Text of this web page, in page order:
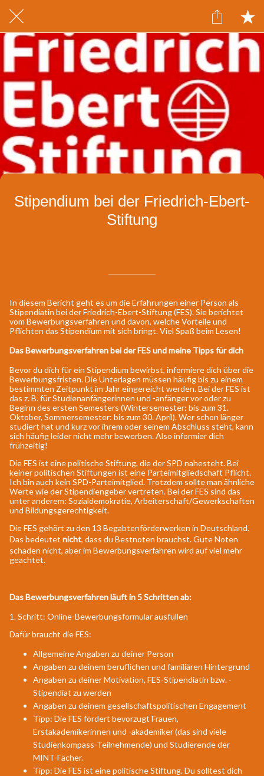
Stipendium bei der Friedrich-Ebert-
Stiftung
In diesem Bericht geht es um die Erfahrungen einer Person als
Stipendiatin bei der Friedrich-Ebert-Stiftung (FES). Sie berichtet
vom Bewerbungsverfahren und davon, welche Vorteile und
Pflichten das Stipendium mit sich bringt. Viel Spaß beim Lesen!
Das Bewerbungsverfahren bei der FES und meine Tipps für dich
Bevor du dich für ein Stipendium bewirbst, informiere dich über die
Bewerbungsfristen. Die Unterlagen müssen häufig bis zu einem
bestimmten Zeitpunkt im Jahr eingereicht werden. Bei der FES ist
das z. B. für Studienanfängerinnen und -anfänger vor oder zu
Beginn des ersten Semesters (Wintersemester: bis zum 31.
Oktober, Sommersemester: bis zum 30. April). Wer schon länger
studiert hat und kurz vor ihrem oder seinem Abschluss steht, kann
sich häufig leider nicht mehr bewerben. Also informier dich
frühzeitig!
Die FES ist eine politische Stiftung, die der SPD nahesteht. Bei
keiner politischen Stiftungen ist eine Parteimitgliedschaft Pflicht.
Ich bin auch kein SPD-Parteimitglied. Trotzdem sollte man ähnliche
Werte wie der Stipendiengeber vertreten. Bei der FES sind das
unter anderem: Sozialdemokratie, Arbeiterschaft/Gewerkschaften
und Bildungsgerechtigkeit.
Die FES gehört zu den 13 Begabtenförderwerken in Deutschland.
Das bedeutet nicht, dass du Bestnoten brauchst. Gute Noten
schaden nicht, aber im Bewerbungsverfahren wird auf viel mehr
geachtet.
Das Bewerbungsverfahren läuft in 5 Schritten ab:
1. Schritt: Online-Bewerbungsformular ausfüllen
Dafür braucht die FES:
Allgemeine Angaben zu deiner Person
Angaben zu deinem beruflichen und familiären Hintergrund
Angaben zu deiner Motivation, FES-Stipendiatin bzw. -
Stipendiat zu werden
Angaben zu deinem gesellschaftspolitischen Engagement
Tipp: Die FES fördert bevorzugt Frauen,
Erstakademikerinnen und -akademiker (das sind viele
Studienkompass-Teilnehmende) und Studierende der
MINT-Fächer.
Tipp: Die FES ist eine politische Stiftung. Du solltest dich